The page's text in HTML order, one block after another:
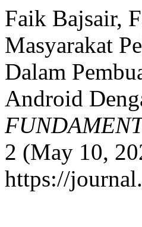
Faik Bajsair,
Masyarakat
Dalam
Android
2 (May 10,
https://